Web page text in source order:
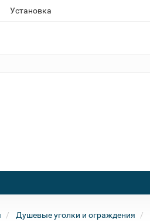
Установка
Душевые уголки и ограждения